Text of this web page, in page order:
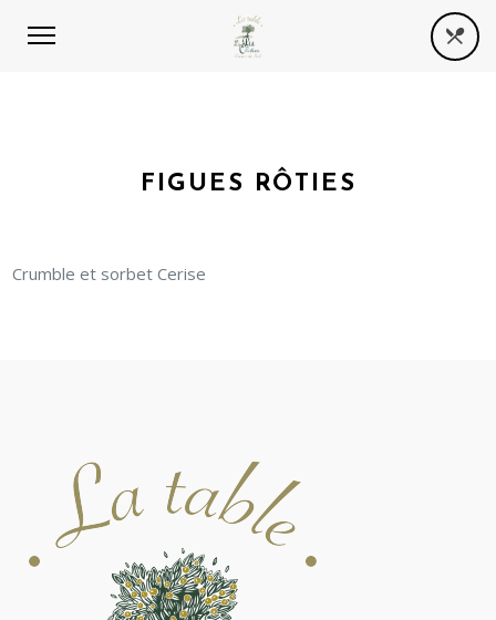
FIGUES RÔTIES
Crumble et sorbet Cerise